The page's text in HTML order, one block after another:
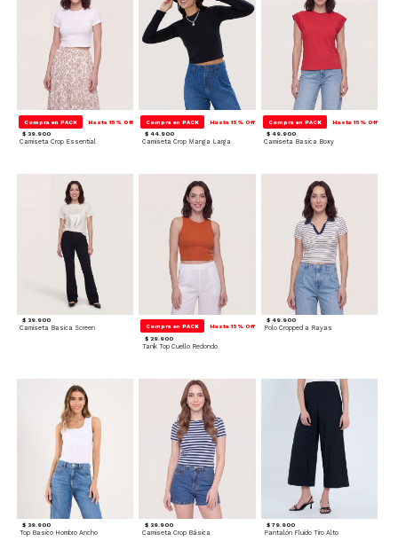
Compra en PACK Hasta 15% Off
$ 39.900
Camiseta Crop Essential
Compra en PACK Hasta 15% Off
$ 44.900
Camiseta Crop Manga Larga
Compra en PACK Hasta 15% Off
$ 49.900
Camiseta Basica Boxy
$ 39.900
Camiseta Basica Screen Compra en PACK Hasta 15% Off
$ 29.900
Tank Top Cuello Redondo
$ 49.900
Polo Cropped a Rayas
$ 39.900
Top Basico Hombro Ancho
$ 39.900
Camiseta Crop Básica
$ 79.900
Pantalón Fluido Tiro Alto